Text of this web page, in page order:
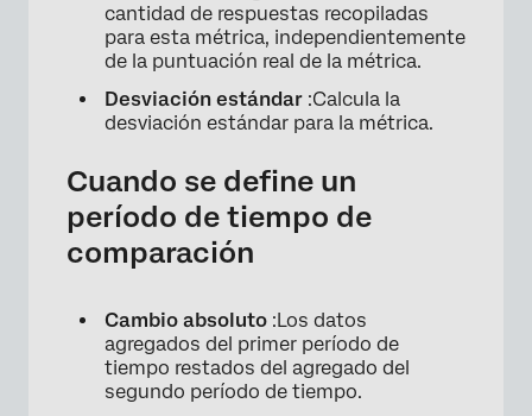
cantidad de respuestas recopiladas
para esta métrica, independientemente
de la puntuación real de la métrica.
Desviación estándar :Calcula la
desviación estándar para la métrica.
Cuando se define un
período de tiempo de
comparación
Cambio absoluto :Los datos
agregados del primer período de
tiempo restados del agregado del
segundo período de tiempo.